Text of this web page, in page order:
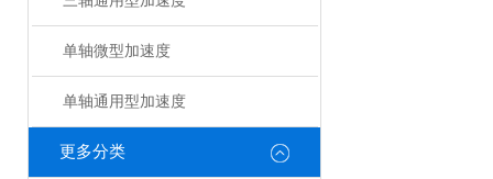
单轴微型加速度
单轴通用型加速度
更多分类